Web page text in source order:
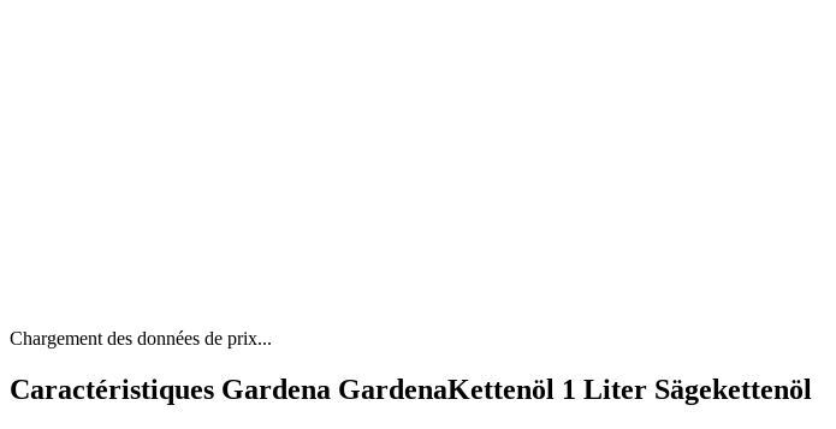
Chargement des données de prix...
Caractéristiques Gardena GardenaKettenöl 1 Liter Sägekettenöl